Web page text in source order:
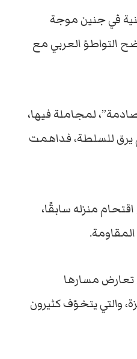
في جنين موجة
التواطؤ العربي مع
لمجاملة فيها،
يرق للسلطة، فداهمت
منزله سابقًا،
تعارض مسارها
والتي يتخوّف كثيرون